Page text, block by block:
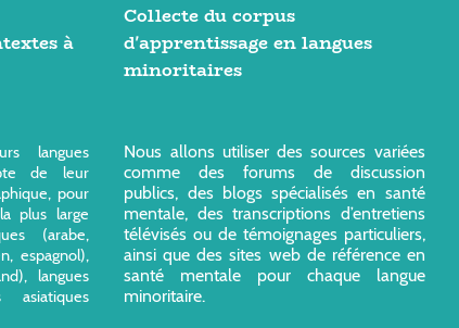
à
langues
de leur
pour
plus large
(arabe,
espagnol),
langues
asiatiques
Collecte du corpus
d'apprentissage en langues
minoritaires
Nous allons utiliser des sources variées
comme des forums de discussion
publics, des blogs spécialisés en santé
mentale, des transcriptions d’entretiens
télévisés ou de témoignages particuliers,
ainsi que des sites web de référence en
santé mentale pour chaque langue
minoritaire.